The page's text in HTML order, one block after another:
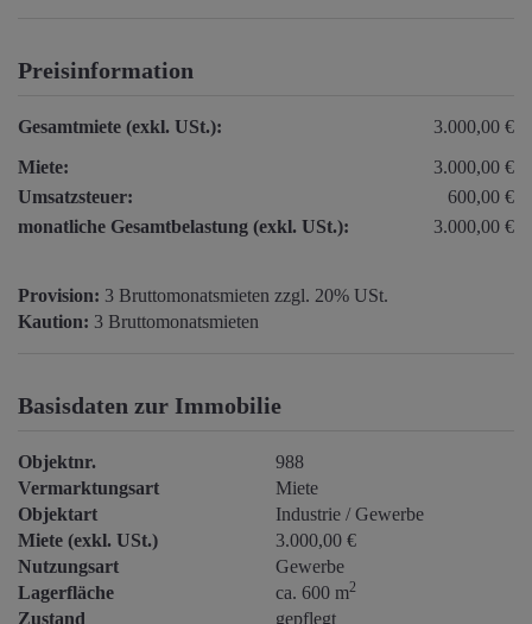
Preisinformation
Gesamtmiete (exkl. USt.):
3.000,00 €
Miete:
3.000,00 €
Umsatzsteuer:
600,00 €
monatliche Gesamtbelastung (exkl. USt.):
3.000,00 €
Provision: 3 Bruttomonatsmieten zzgl. 20% USt.
Kaution: 3 Bruttomonatsmieten
Basisdaten zur Immobilie
Objektnr.
988
Vermarktungsart
Miete
Objektart
Industrie / Gewerbe
Miete (exkl. USt.)
3.000,00 €
Nutzungsart
Gewerbe
Lagerfläche
ca. 600 m2
Zustand
gepflegt